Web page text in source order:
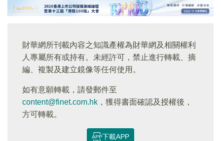
財華網所刊載內容之知識產權為財華網及相關權利
人專屬所有或持有。未經許可，禁止進行轉載、摘
編、複製及建立鏡像等任何使用。
如有意願轉載，請發郵件至
content@finet.com.hk ，獲得書面確認及授權後，
方可轉載。
下載APP